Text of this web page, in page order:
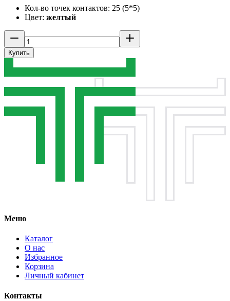
Кол-во точек контактов: 25 (5*5)
Цвет: желтый
Купить
Меню
Каталог
О нас
Избранное
Корзина
Личный кабинет
Контакты